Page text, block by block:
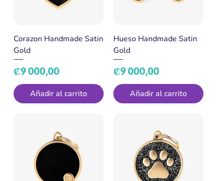
Corazon Handmade Satin
Gold
Precio
₡9 000,00
Añadir al carrito
Hueso Handmade Satin
Gold
Precio
₡9 000,00
Añadir al carrito